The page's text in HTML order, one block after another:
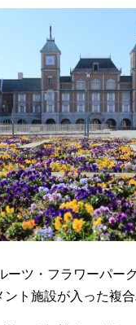
ーツ・フラワーパー
ト施設が入った複合